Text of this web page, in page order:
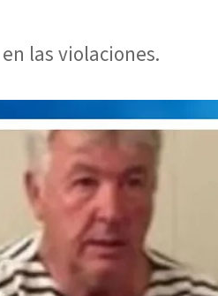
las violaciones.